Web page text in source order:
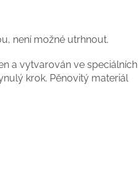
není možné utrhnout.
a vytvarován ve speciálních
krok. Pěnovitý materiál